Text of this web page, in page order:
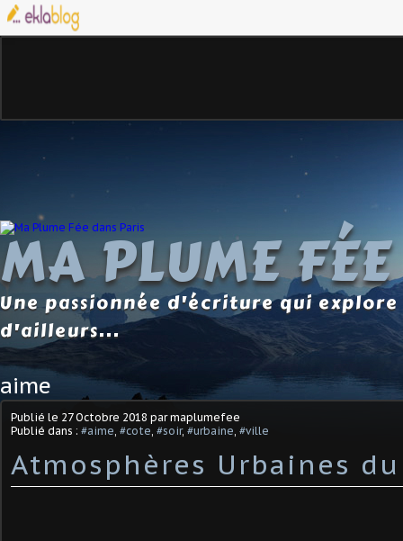
MA PLUME
Une passionnée d'écriture qui
d'ailleurs...
aime
Publié le 27 Octobre 2018 par maplumefee
Publié dans : #aime #cote #soir, #urbaine #ville
Atmosphères Urbaines